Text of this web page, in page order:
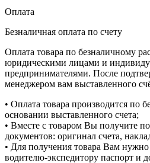
Оплата
Безналичная оплата по счету
Оплата товара по безналичному
юридическими лицами и
предпринимателями. После
менеджером вам выставленного
• Оплата товара производится по
основании выставленного счета;
• Вместе с товаром Вы получите
документов: оригинал счета,
• Для получения товара Вам нужно
водителю-экспедитору паспорт и